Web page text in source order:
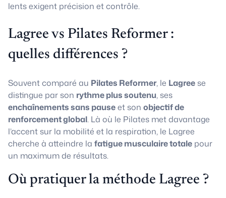
lents exigent précision et contrôle.
Lagree vs Pilates Reformer :
quelles différences ?
Souvent comparé au Pilates Reformer, le Lagree se
distingue par son rythme plus soutenu, ses
enchaînements sans pauseet son objectif de
renforcement global. Là où le Pilates met davantage
l’accent sur la mobilité et la respiration, le Lagree
cherche à atteindre la fatigue musculaire totale pour
un maximum de résultats.
Où pratiquer la méthode Lagree ?